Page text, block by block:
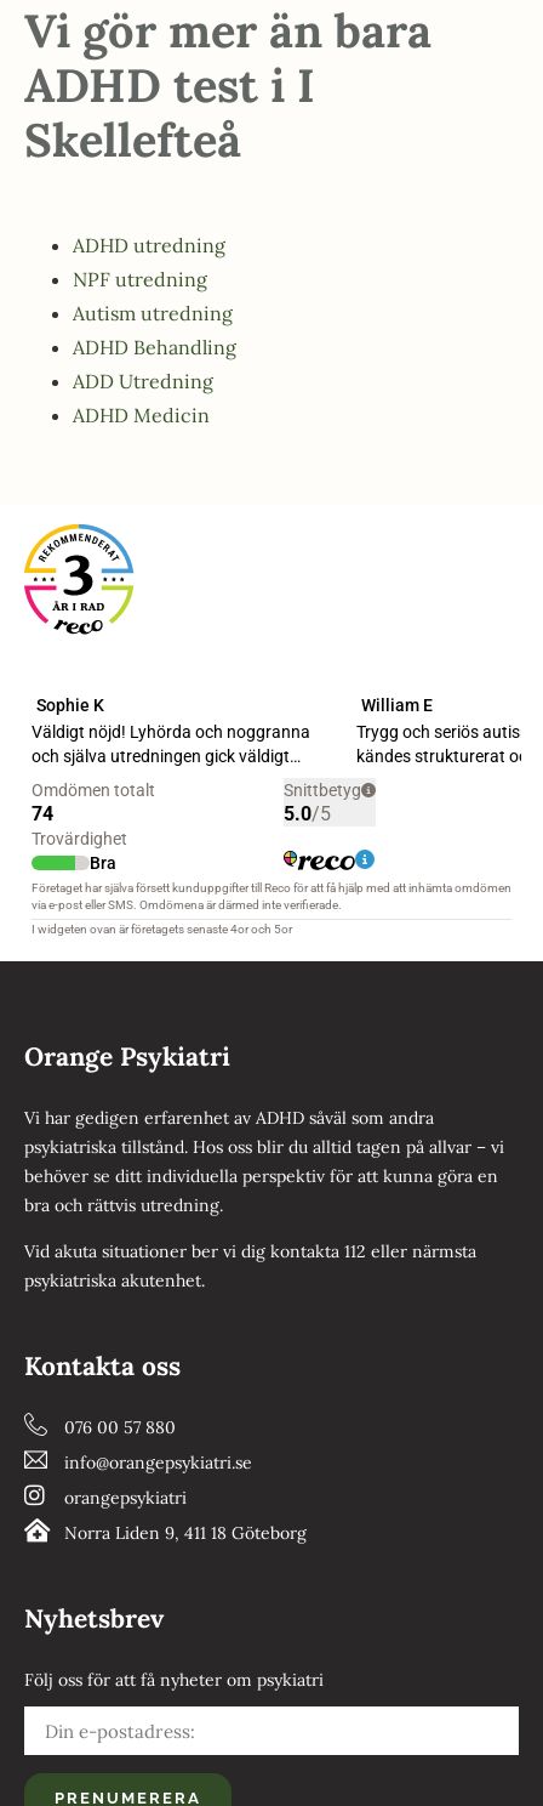
Vi gör mer än bara
ADHD test i I
Skellefteå
ADHD utredning
NPF utredning
Autism utredning
ADHD Behandling
ADD Utredning
ADHD Medicin
Orange Psykiatri
Vi har gedigen erfarenhet av ADHD såväl som andra
psykiatriska tillstånd. Hos oss blir du alltid tagen på allvar – vi
behöver se ditt individuella perspektiv för att kunna göra en
bra och rättvis utredning.
Vid akuta situationer ber vi dig kontakta 112 eller närmsta
psykiatriska akutenhet.
Kontakta oss
076 00 57 880
info@orangepsykiatri.se
orangepsykiatri
Norra Liden 9, 411 18 Göteborg
Nyhetsbrev
Följ oss för att få nyheter om psykiatri
PRENUMERERA